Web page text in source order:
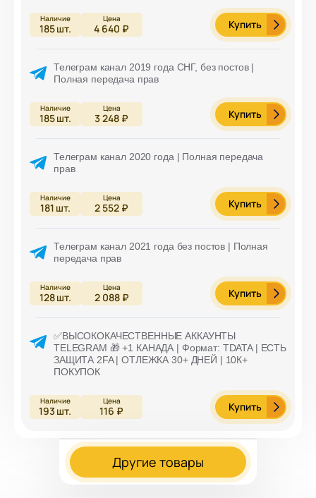
185шт. 4 640 ₽ Купить
Телеграм канал 2019 года СНГ, без постов |
Полная передача прав
185шт. 3 248 ₽ Купить
Телеграм канал 2020 года | Полная передача
прав
181 шт. 2 552 ₽ Купить
Телеграм канал 2021 года без постов | Полная
передача прав
128шт. 2 088 ₽ Купить
✅ВЫСОКОКАЧЕСТВЕННЫЕ АККАУНТЫ
TELEGRAM 🎁 +1 КАНАДА | Формат: TDATA | ЕСТЬ
ЗАЩИТА 2FA | ОТЛЕЖКА 30+ ДНЕЙ | 10К+
ПОКУПОК
193шт. 116 ₽ Купить
Другие товары